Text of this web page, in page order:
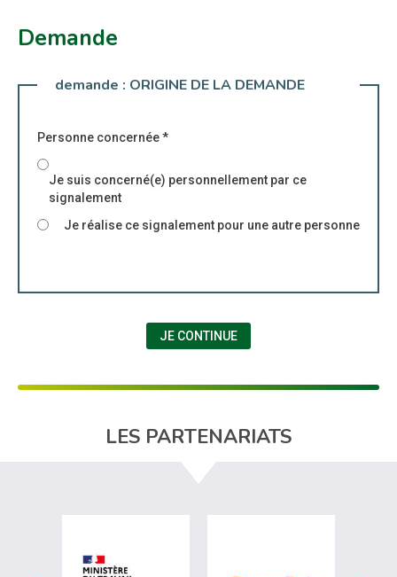
Demande
demande : ORIGINE DE LA DEMANDE
Personne concernée*
Je suis concerné(e) personnellement par ce
signalement
Je réalise ce signalement pour une autre personne
JE CONTINUE
LES PARTENARIATS